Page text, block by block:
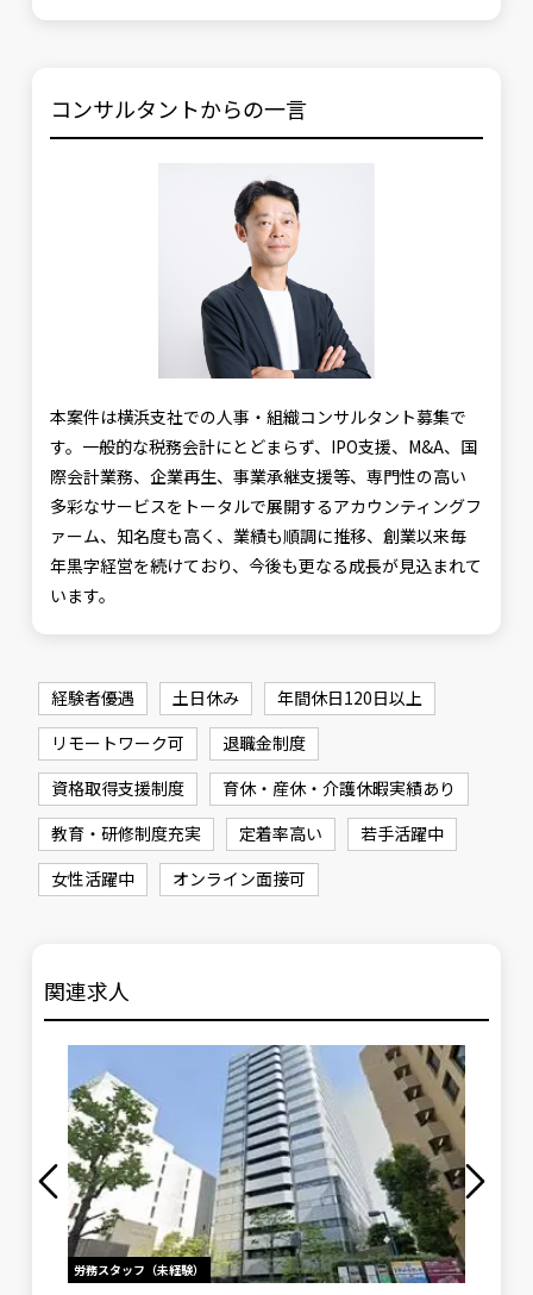
コンサルタントからの一言
本案件は横浜支社での人事・組織コンサルタント募集で
す。一般的な税務会計にとどまらず、IPO支援、M&A、国
際会計業務、企業再生、事業承継支援等、専門性の高い
多彩なサービスをトータルで展開するアカウンティングフ
ァーム、知名度も高く、業績も順調に推移、創業以来毎
年黒字経営を続けており、今後も更なる成長が見込まれて
います。
経験者優遇 土日休み
年間休日120日以上
リモートワーク可
退職金制度
資格取得支援制度
育休・産休・介護休暇実績あり
教育・研修制度充実
定着率高い
若手活躍中
女性活躍中
オンライン面接可
関連求人
労務スタッフ（未経験）